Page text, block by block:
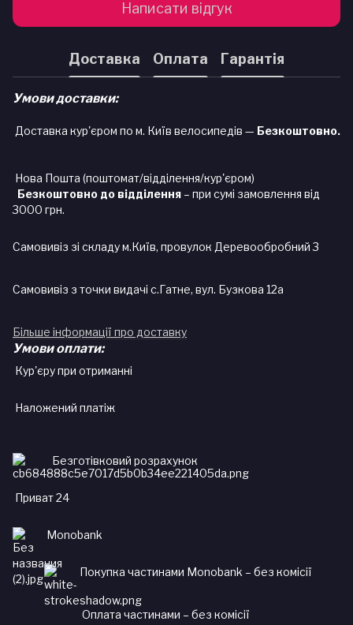
Написати відгук
Доставка Оплата Гарантія
Умови доставки:
Доставка кур'єром по м. Київ велосипедів — Безкоштовно.
Нова Пошта (поштомат/відділення/кур'єром)
Безкоштовно до відділення – при сумі замовлення від
3000 грн.
Самовивіз зі складу м.Київ, провулок Деревообробний 3
Самовивіз з точки видачі с.Гатне, вул. Бузкова 12а
Більше інформації про доставку
Умови оплати:
Кур'єру при отриманні
Наложений платіж
Безготівковий розрахунок
Приват 24
Monobank
Покупка частинами Monobank – без комісії
Оплата частинами – без комісії